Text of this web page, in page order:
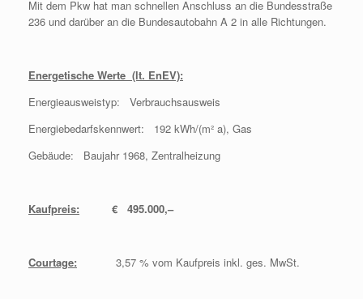
Mit dem Pkw hat man schnellen Anschluss an die Bundesstraße
236 und darüber an die Bundesautobahn A 2 in alle Richtungen.
Energetische Werte (lt. EnEV):
Energieausweistyp: Verbrauchsausweis
Energiebedarfskennwert: 192 kWh/(m² a), Gas
Gebäude: Baujahr 1968, Zentralheizung
Kaufpreis: € 495.000,–
Courtage: 3,57 % vom Kaufpreis inkl. ges. MwSt.